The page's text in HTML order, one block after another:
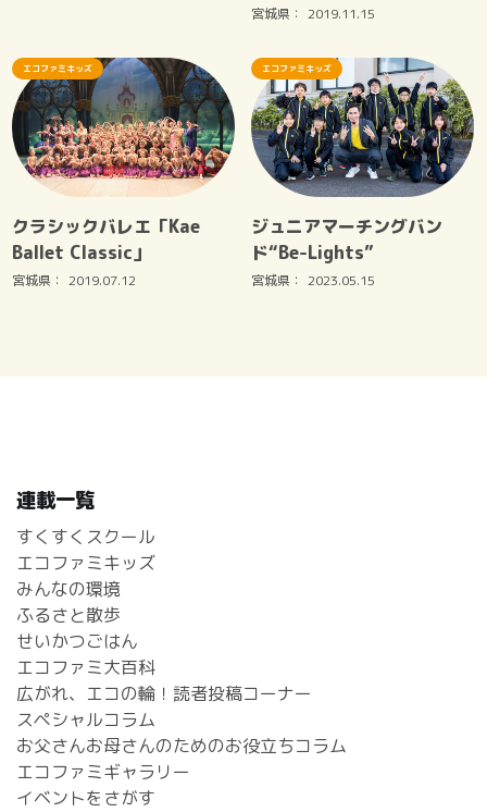
宮城県： 2019.11.15
クラシックバレエ「Kae
Ballet Classic」
宮城県： 2019.07.12
エコファミキッズ
ジュニアマーチングバン
ド“Be-Lights”
宮城県： 2023.05.15
エコファミキッズ
連載一覧
すくすくスクール
エコファミキッズ
みんなの環境
ふるさと散歩
せいかつごはん
エコファミ大百科
広がれ、エコの輪！読者投稿コーナー
スペシャルコラム
お父さんお母さんのためのお役立ちコラム
エコファミギャラリー
イベントをさがす